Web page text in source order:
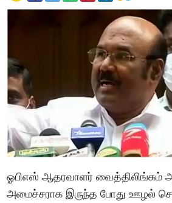
ஓபிஎஸ் ஆதரவாளர் வைத்திலிங்கம்
அமைச்சராக இருந்த போது ஊழல்